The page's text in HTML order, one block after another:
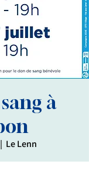
à
Le Lenn